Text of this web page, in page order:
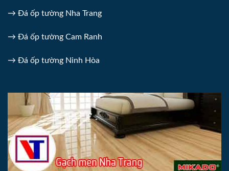
→ Đá ốp tường Nha Trang
→ Đá ốp tường Cam Ranh
→ Đá ốp tường Ninh Hòa